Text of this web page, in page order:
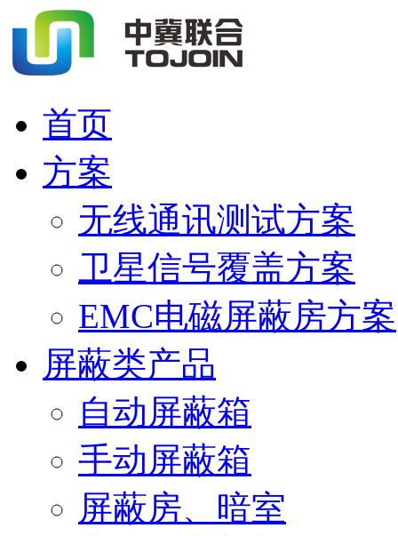
首页
方案
无线通讯测试方案
卫星信号覆盖方案
EMC电磁屏蔽房方案
屏蔽类产品
自动屏蔽箱
手动屏蔽箱
屏蔽房、暗室